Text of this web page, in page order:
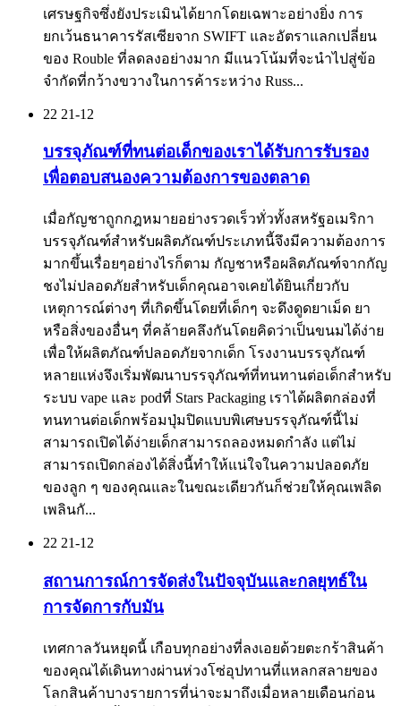
เศรษฐกิจซึ่งยังประเมินได้ยากโดยเฉพาะอย่างยิ่ง การ
ยกเว้นธนาคารรัสเซียจาก SWIFT และอัตราแลกเปลี่ยน
ของ Rouble ที่ลดลงอย่างมาก มีแนวโน้มที่จะนำไปสู่ข้อ
จำกัดที่กว้างขวางในการค้าระหว่าง Russ...
22 21-12
บรรจุภัณฑ์ที่ทนต่อเด็กของเราได้รับการรับรอง
เพื่อตอบสนองความต้องการของตลาด
เมื่อกัญชาถูกกฎหมายอย่างรวดเร็วทั่วทั้งสหรัฐอเมริกา
บรรจุภัณฑ์สำหรับผลิตภัณฑ์ประเภทนี้จึงมีความต้องการ
มากขึ้นเรื่อยๆอย่างไรก็ตาม กัญชาหรือผลิตภัณฑ์จากกัญ
ชงไม่ปลอดภัยสำหรับเด็กคุณอาจเคยได้ยินเกี่ยวกับ
เหตุการณ์ต่างๆ ที่เกิดขึ้นโดยที่เด็กๆ จะดึงดูดยาเม็ด ยา
หรือสิ่งของอื่นๆ ที่คล้ายคลึงกันโดยคิดว่าเป็นขนมได้ง่าย
เพื่อให้ผลิตภัณฑ์ปลอดภัยจากเด็ก โรงงานบรรจุภัณฑ์
หลายแห่งจึงเริ่มพัฒนาบรรจุภัณฑ์ที่ทนทานต่อเด็กสำหรับ
ระบบ vape และ podที่ Stars Packaging เราได้ผลิตกล่องที่
ทนทานต่อเด็กพร้อมปุ่มปิดแบบพิเศษบรรจุภัณฑ์นี้ไม่
สามารถเปิดได้ง่ายเด็กสามารถลองหมดกำลัง แต่ไม่
สามารถเปิดกล่องได้สิ่งนี้ทำให้แน่ใจในความปลอดภัย
ของลูก ๆ ของคุณและในขณะเดียวกันก็ช่วยให้คุณเพลิด
เพลินกั...
22 21-12
สถานการณ์การจัดส่งในปัจจุบันและกลยุทธ์ใน
การจัดการกับมัน
เทศกาลวันหยุดนี้ เกือบทุกอย่างที่ลงเอยด้วยตะกร้าสินค้า
ของคุณได้เดินทางผ่านห่วงโซ่อุปทานที่แหลกสลายของ
โลกสินค้าบางรายการที่น่าจะมาถึงเมื่อหลายเดือนก่อน